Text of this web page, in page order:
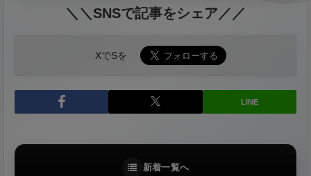
＼＼SNSで記事をシェア／／
XでSを
LINE
新着一覧へ